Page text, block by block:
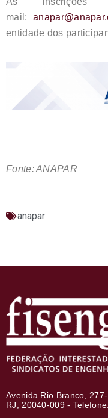
mail:
entidade dos
Fonte: ANAPAR
anapar
Avenida Rio Branco,
RJ, 20040-009 -